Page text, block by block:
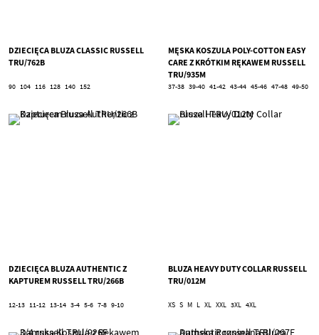
DZIECIĘCA BLUZA CLASSIC RUSSELL
TRU/762B
90 104 116 128 140 152
MĘSKA KOSZULA POLY-COTTON EASY
CARE Z KRÓTKIM RĘKAWEM RUSSELL
TRU/935M
37-38 39-40 41-42 43-44 45-46 47-48 49-50
DZIECIĘCA BLUZA AUTHENTIC Z
KAPTUREM RUSSELL TRU/266B
12-13 11-12 13-14 3-4 5-6 7-8 9-10
BLUZA HEAVY DUTY COLLAR RUSSELL
TRU/012M
XS S M L XL XXL 3XL 4XL